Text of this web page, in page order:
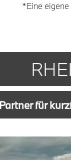
*Eine
für